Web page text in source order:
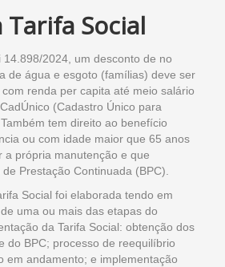
Tarifa Social
2024, um desconto de no
de água e esgoto (famílias) deve ser
renda per capita até meio salário
(Cadastro Único para
tem direito ao benefício
ou com idade maior que 65 anos
a própria manutenção e que
Prestação Continuada (BPC).
Social foi elaborada tendo em
uma ou mais das etapas do
da Tarifa Social: obtenção dos
do BPC; processo de reequilíbrio
em andamento; e implementação